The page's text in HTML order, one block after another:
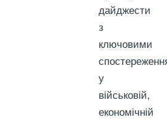
дайджести
з
ключовими
у
військовій,
економічній